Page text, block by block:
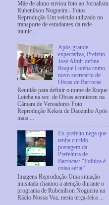
Mãe de aluno enviou foto ao Jornalista
Rubenilson Nogueira - Fotos
Reprodução Um veículo utilizado no
transporte de estudantes da rede
munic...
Após grande
expectativa, Prefeito
José Almir define
Roque Loteba como
novo secretário de
Obras de Barrocas
Reunião para definir o nome de Roque
Loteba na sec. de Obras aconteceu na
Câmara de Vereadores Foto
Reprodução Kekeu de Daozinho Após
mais ...
Ex-prefeito nega que
tenha curtido
postagem da
Prefeitura de
Barrocas: “Política é
coisa séria”
Imagens Reprodução Uma situação
inusitada chamou a atenção durante o
programa de Rubenilson Nogueira na
Rádio Nossa Voz, nesta terça-feira ...